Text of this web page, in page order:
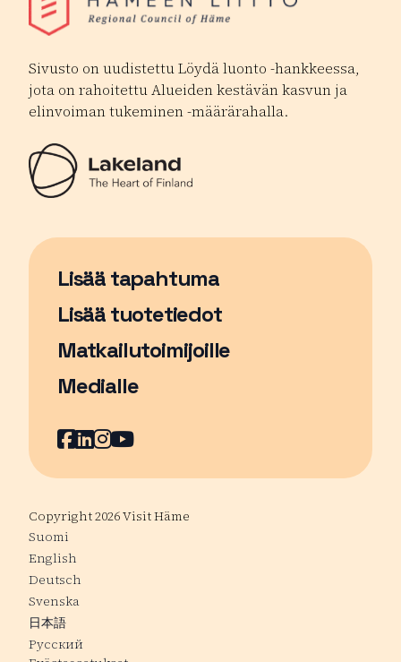
Sivusto on uudistettu Löydä luonto -hankkeessa,
jota on rahoitettu Alueiden kestävän kasvun ja
elinvoiman tukeminen -määrärahalla.
Lisää tapahtuma
Sivu avautuu uudessa ikkunassa
Lisää tuotetiedot
Matkailutoimijoille
Medialle
Facebook
Sivu avautuu uudessa ikkunassa
LinkedIn
Sivu avautuu uudessa ikkunassa
Instagram
Sivu avautuu uudessa
YouTube
Sivu avautuu uudessa
Copyright 2026 Visit Häme
Suomi
English
Deutsch
Svenska
日本語
Русский